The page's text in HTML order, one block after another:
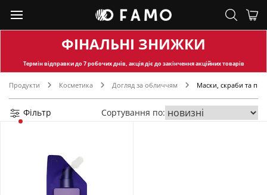
ФІНАЛЬНІ ЗНИЖКИ
Термін відправкидо 7 робочих днів, акція діє до закінчення акційних товарів
Продукти Косметика Догляд за обличчям Маски, скраби та
Фільтр Сортування по: